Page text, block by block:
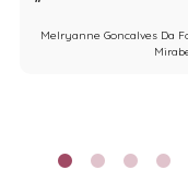
Melryanne Goncalves Da